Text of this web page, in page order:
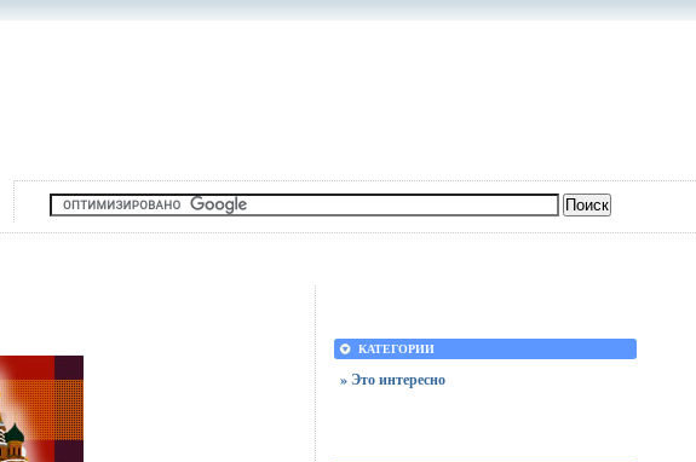
КАТЕГОРИИ
» Это интересно